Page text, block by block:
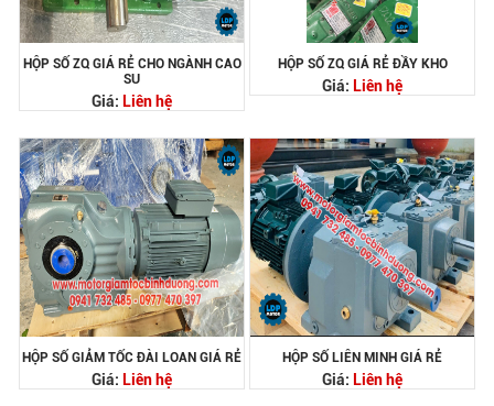
HỘP SỐ ZQ GIÁ RẺ CHO NGÀNH CAO
SU
Giá: Liên hệ
HỘP SỐ ZQ GIÁ RẺ ĐẦY KHO
Giá: Liên hệ
HỘP SỐ GIẢM TỐC ĐÀI LOAN GIÁ RẺ
Giá: Liên hệ
HỘP SỐ LIÊN MINH GIÁ RẺ
Giá: Liên hệ